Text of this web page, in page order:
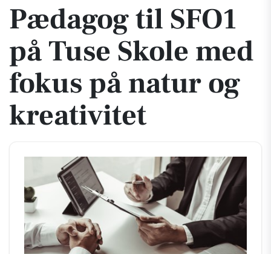
Pædagog til SFO1
på Tuse Skole med
fokus på natur og
kreativitet